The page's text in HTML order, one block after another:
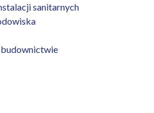
sanitarnych